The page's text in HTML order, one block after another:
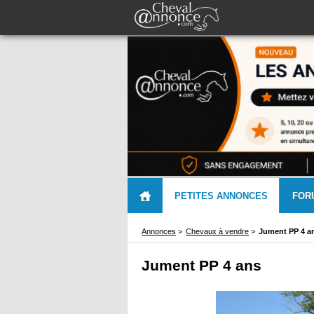
PETITES ANNONCES
Annonces > Chevaux à vendre > Jument PP 4
Jument PP 4 ans